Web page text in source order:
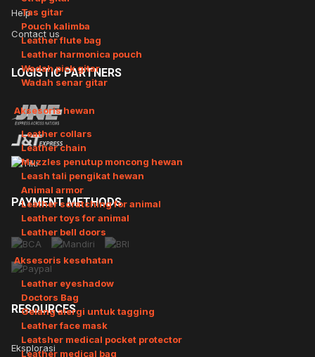
Tas gitar
Pouch kalimba
Leather flute bag
Leather harmonica pouch
Wadah pick gitar
Wadah senar gitar
Aksesoris hewan
Leather collars
Leather chain
Muzzles penutup moncong hewan
Leash tali pengikat hewan
Animal armor
Leather scratching for animal
Leather toys for animal
Leather bell doors
Aksesoris kesehatan
Leather eyeshadow
Doctors Bag
Gelang alergi untuk tagging
Leather face mask
Leatsher medical pocket protector
Leather medical bag
Help
Contact us
LOGISTICPARTNERS
PAYMENTMETHODS
RESOURCES
Eksplorasi